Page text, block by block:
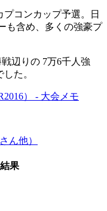
プコンカップ予選。日
も含め、多くの強豪プ
辺りの 7万6千人強
た。
） - 大会メモ
ん他）
果